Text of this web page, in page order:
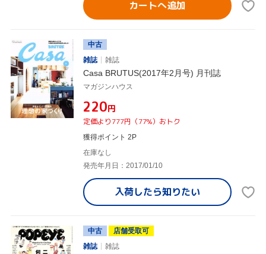
カートへ追加
中古
雑誌
雑誌
Casa BRUTUS(2017年2月号) 月刊誌
マガジンハウス
¥220円
定価より777円（77%）おトク
獲得ポイント 2P
在庫なし
発売年月日：2017/01/10
入荷したら知りたい
中古
店舗受取可
雑誌
雑誌